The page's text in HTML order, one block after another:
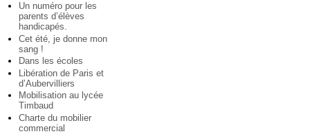
Un numéro pour les
parents d’élèves
handicapés.
Cet été, je donne mon
sang !
Dans les écoles
Libération de Paris et
d’Aubervilliers
Mobilisation au lycée
Timbaud
Charte du mobilier
commercial